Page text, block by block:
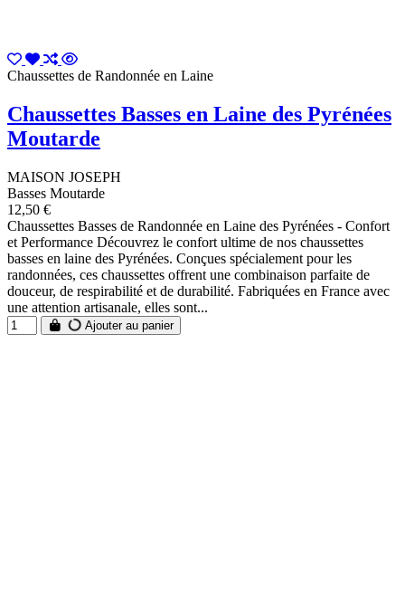
Chaussettes de Randonnée en Laine
Chaussettes Basses en Laine des Pyrénées
Moutarde
MAISON JOSEPH
Basses Moutarde
12,50 €
Chaussettes Basses de Randonnée en Laine des Pyrénées - Confort
et Performance Découvrez le confort ultime de nos chaussettes
basses en laine des Pyrénées. Conçues spécialement pour les
randonnées, ces chaussettes offrent une combinaison parfaite de
douceur, de respirabilité et de durabilité. Fabriquées en France avec
une attention artisanale, elles sont...
Ajouter au panier